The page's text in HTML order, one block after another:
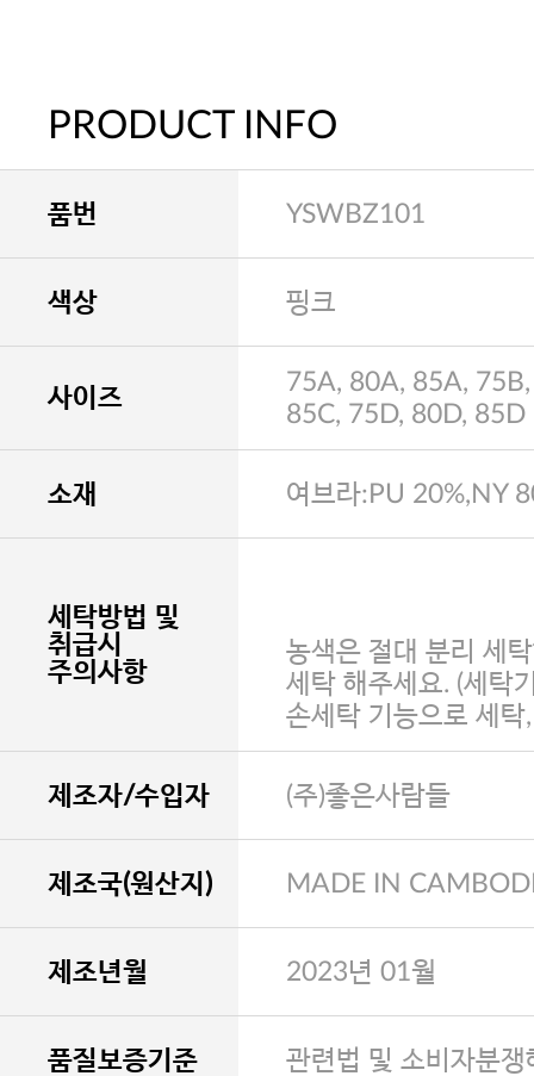
PRODUCT INFO
품번 YSWBZ101
색상 핑크
사이즈
75A, 80A, 85A,
85C, 75D, 80D, 85D
소재 여브라:PU 20%,NY
세탁방법 및
취급시
주의사항
농색은 절대 분리 세
세탁 해주세요. (세탁
손세탁 기능으로 세탁
제조자/수입자 (주)좋은사람들
제조국(원산지) MADE IN
제조년월 2023년 01월
품질보증기준 관련법 및 소비자분